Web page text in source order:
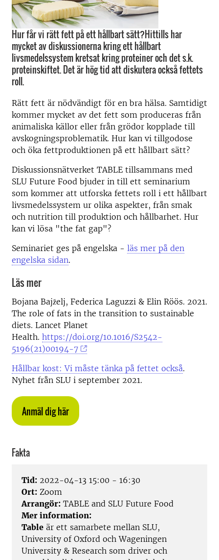
Hur får vi rätt fett på ett hållbart sätt?Hittills har
mycket av diskussionerna kring ett hållbart
livsmedelssystem kretsat kring proteiner och det s.k.
proteinskiftet. Det är hög tid att diskutera också fettets
roll.
Rätt fett är nödvändigt för en bra hälsa. Samtidigt
kommer mycket av det fett som produceras från
animaliska källor eller från grödor kopplade till
avskogningsproblematik. Hur kan vi tillgodose
och öka fettproduktionen på ett hållbart sätt?
Diskussionsnätverket TABLE tillsammans med
SLU Future Food bjuder in till ett seminarium
som kommer att utforska fettets roll i ett hållbart
livsmedelssystem ur olika aspekter, från smak
och nutrition till produktion och hållbarhet. Hur
kan vi lösa "the fat gap"?
Seminariet ges på engelska - läs mer på den
engelska sidan.
Läs mer
Bojana Bajželj, Federica Laguzzi & Elin Röös. 2021.
The role of fats in the transition to sustainable
diets. Lancet Planet
Health. https://doi.org/10.1016/S2542-
5196(21)00194-7
Hållbar kost: Vi måste tänka på fettet också.
Nyhet från SLU i september 2021.
Anmäl dig här
Fakta
Tid: 2022-04-13 15:00 - 16:30
Ort: Zoom
Arrangör: TABLE and SLU Future Food
Mer information:
Table är ett samarbete mellan SLU,
University of Oxford och Wageningen
University & Research som driver och